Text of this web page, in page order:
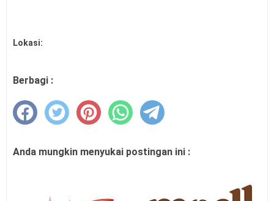
Lokasi:
Berbagi :
Anda mungkin menyukai postingan ini :